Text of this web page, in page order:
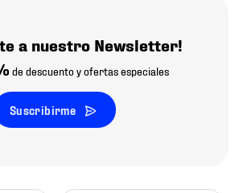
a nuestro Newsletter!
de descuento y ofertas especiales
Suscribirme